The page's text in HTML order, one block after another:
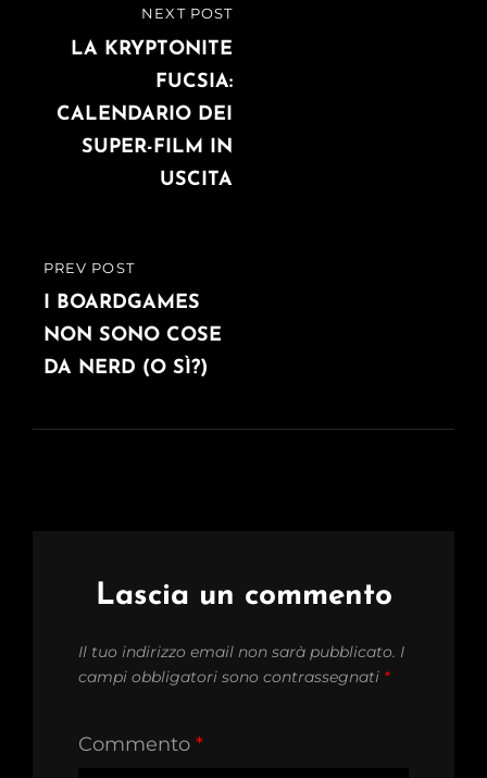
Navigazione
articoli
PREVIOUS
POST
PREV POST
I BOARDGAMES
NON SONO COSE
DA NERD (O SÌ?)
POST
NEXT POST
LA KRYPTONITE
FUCSIA:
CALENDARIO DEI
SUPER-FILM IN
USCITA
Lascia un commento
Il tuo indirizzo email non sarà pubblicato. I
campi obbligatori sono contrassegnati *
Commento *